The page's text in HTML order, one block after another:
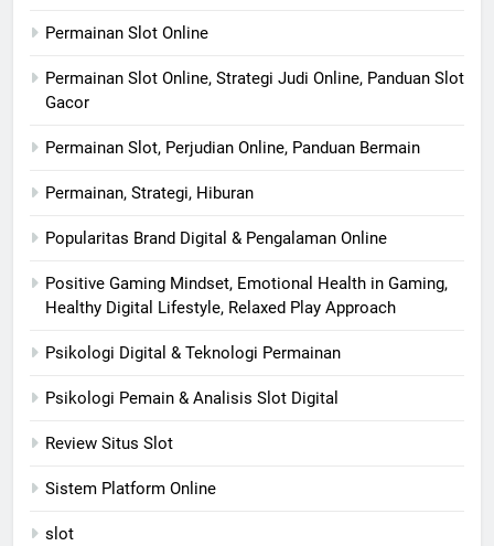
Permainan Slot Online
Permainan Slot Online, Strategi Judi Online, Panduan Slot
Gacor
Permainan Slot, Perjudian Online, Panduan Bermain
Permainan, Strategi, Hiburan
Popularitas Brand Digital & Pengalaman Online
Positive Gaming Mindset, Emotional Health in Gaming,
Healthy Digital Lifestyle, Relaxed Play Approach
Psikologi Digital & Teknologi Permainan
Psikologi Pemain & Analisis Slot Digital
Review Situs Slot
Sistem Platform Online
slot